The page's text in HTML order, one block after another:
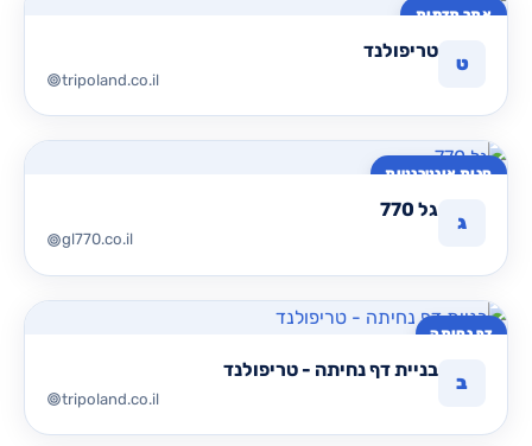
אתר תדמית
ט
טריפולנד
tripoland.co.il
חנות אינטרנטית
ג
גל 770
gl770.co.il
דף נחיתה
ב
בניית דף נחיתה - טריפולנד
tripoland.co.il